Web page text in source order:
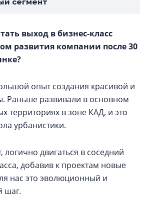
выход в бизнес-класс
развития компании после 30
опыт создания красивой и
Раньше развивали в основном
территориях в зоне КАД, и это
урбанистики.
логично двигаться в соседний
добавив к проектам новые
нас это эволюционный и
шаг.